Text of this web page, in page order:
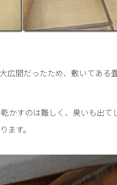
広間だったため、敷いてある
かすのは難しく、臭いも出
ます。